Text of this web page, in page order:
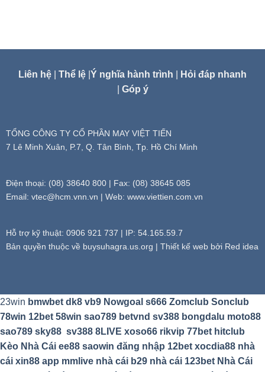
Liên hệ Thể lệ Ý nghĩa hành trình
Hỏi đáp nhanh
Góp ý
TỔNG CÔNG TY CỔ PHẦN MAY VIỆT TIẾN
7 Lê Minh Xuân, P.7, Q. Tân Bình, Tp. Hồ Chí Minh
Điện thoại: (08) 38640 800 | Fax: (08) 38645 085
Email: vtec@hcm.vnn.vn | Web: www.viettien.com.vn
Hỗ trợ kỹ thuật: 0906 921 737 | IP: 54.165.59.7
Bản quyền thuộc về buysuhagra.us.org | Thiết kế web bởi Red idea
23win bmwbet dk8 vb9 Nowgoal s666 Zomclub Sonclub
78win 12bet 58win sao789 betvnd sv388 bongdalu moto88
sao789 sky88 sv388 8LIVE xoso66 rikvip 77bet hitclub
Kèo Nhà Cái ee88 saowin đăng nhập 12bet xocdia88 nhà
cái xin88 app mmlive nhà cái b29 nhà cái 123bet Nhà Cái